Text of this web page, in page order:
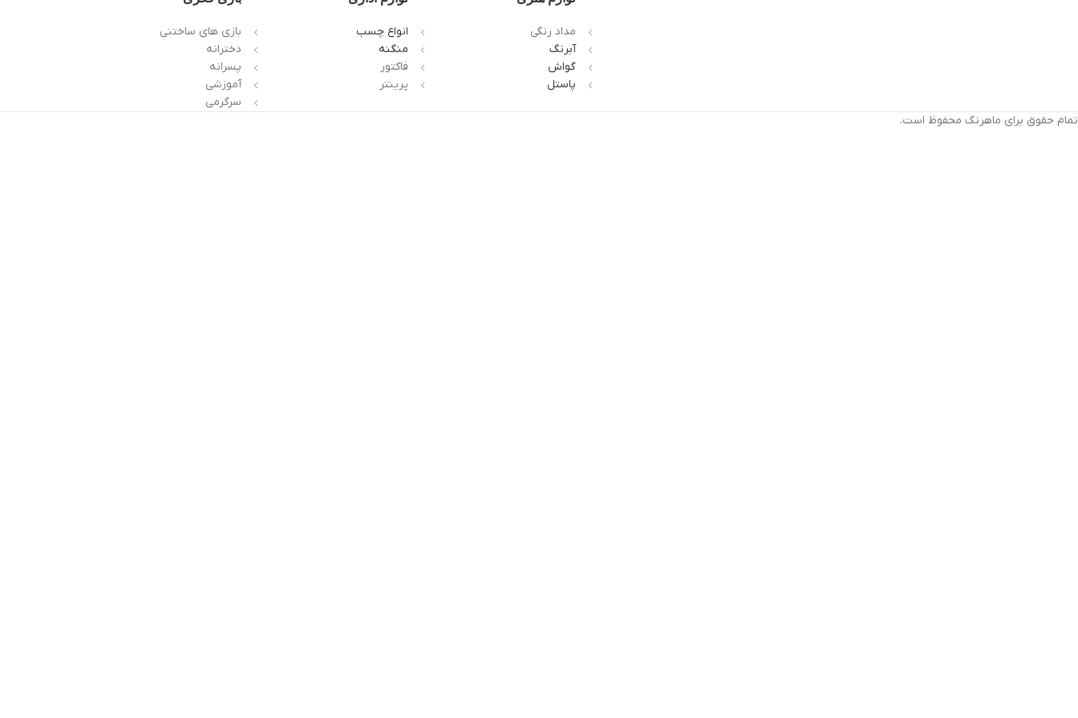
مداد رنگی
آبرنگ
گواش
پاستل
انواع چسب
منگنه
فاکتور
پرینتر
بازی های ساختنی
دخترانه
پسرانه
آموزشی
سرگرمی
تمام حقوق برای ماهرنگ محفوظ است.